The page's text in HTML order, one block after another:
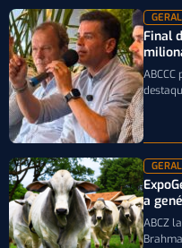
GERAL
Final
GERAL
a
ABCZ